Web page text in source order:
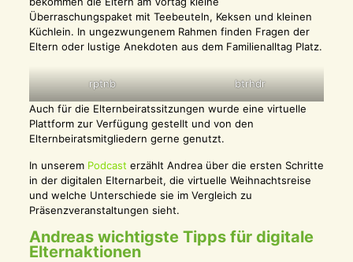
Überraschungspaket mit Teebeuteln, Keksen und kleinen
Küchlein. In ungezwungenem Rahmen finden Fragen der
Eltern oder lustige Anekdoten aus dem Familienalltag Platz.
rptnb
btrhdr
Auch für die Elternbeiratssitzungen wurde eine virtuelle
Plattform zur Verfügung gestellt und von den
Elternbeiratsmitgliedern gerne genutzt.
In unserem Podcast erzählt Andrea über die ersten Schritte
in der digitalen Elternarbeit, die virtuelle Weihnachtsreise
und welche Unterschiede sie im Vergleich zu
Präsenzveranstaltungen sieht.
Andreas wichtigste Tipps für digitale
Elternaktionen